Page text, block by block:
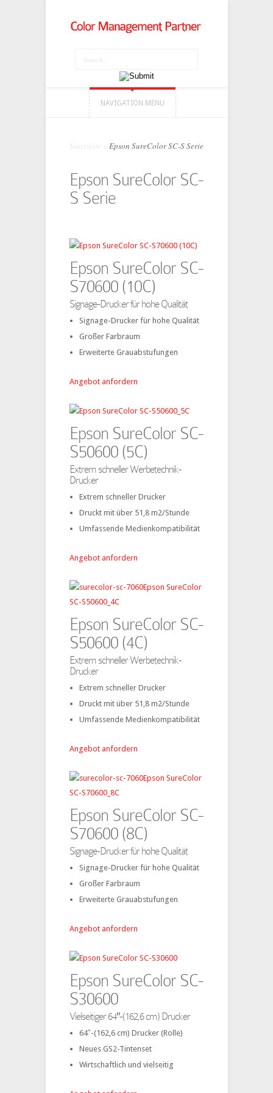
NAVIGATION MENU
Startseite Epson SureColor SC-S Serie
Epson SureColor SC-
S Serie
Epson SureColor SC-
S70600 (10C)
Signage-Drucker für hohe Qualität
Signage-Drucker für hohe Qualität
Großer Farbraum
Erweiterte Grauabstufungen
Angebot anfordern
Epson SureColor SC-
S50600 (5C)
Extrem schneller Werbetechnik-
Drucker
Extrem schneller Drucker
Druckt mit über 51,8 m2/Stunde
Umfassende Medienkompatibilität
Angebot anfordern
Epson SureColor SC-
S50600 (4C)
Extrem schneller Werbetechnik-
Drucker
Extrem schneller Drucker
Druckt mit über 51,8 m2/Stunde
Umfassende Medienkompatibilität
Angebot anfordern
Epson SureColor SC-
S70600 (8C)
Signage-Drucker für hohe Qualität
Signage-Drucker für hohe Qualität
Großer Farbraum
Erweiterte Grauabstufungen
Angebot anfordern
Epson SureColor SC-
S30600
Vielseitiger 64″-(162,6 cm) Drucker
64″-(162,6 cm) Drucker (Rolle)
Neues GS2-Tintenset
Wirtschaftlich und vielseitig